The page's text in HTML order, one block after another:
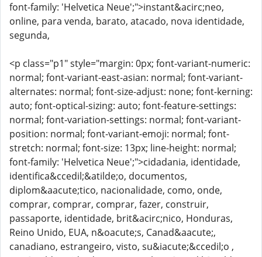
font-family: 'Helvetica Neue';">instant&acirc;neo,
online, para venda, barato, atacado, nova identidade,
segunda,
<p class="p1" style="margin: 0px; font-variant-numeric:
normal; font-variant-east-asian: normal; font-variant-
alternates: normal; font-size-adjust: none; font-kerning:
auto; font-optical-sizing: auto; font-feature-settings:
normal; font-variation-settings: normal; font-variant-
position: normal; font-variant-emoji: normal; font-
stretch: normal; font-size: 13px; line-height: normal;
font-family: 'Helvetica Neue';">cidadania, identidade,
identifica&ccedil;&atilde;o, documentos,
diplom&aacute;tico, nacionalidade, como, onde,
comprar, comprar, comprar, fazer, construir,
passaporte, identidade, brit&acirc;nico, Honduras,
Reino Unido, EUA, n&oacute;s, Canad&aacute;,
canadiano, estrangeiro, visto, su&iacute;&ccedil;o ,